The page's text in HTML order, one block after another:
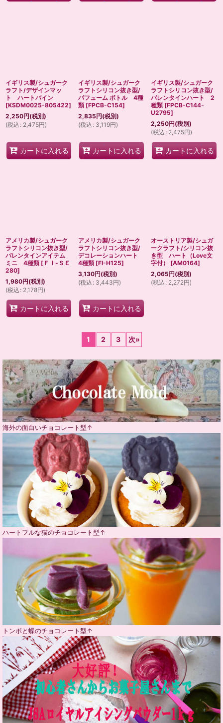
イギリス製/シュガーク
ラフト/デザインマッ
ト ハートバイン
[KSDM0025-805422]
2,250円(税別)
(税込 : 2,475円)
カートに入れる
イギリス製/シュガーク
ラフトシリコン抜き型/
パフューム ボトル 4種
類 [FPCB-C154]
2,835円(税別)
(税込 : 3,119円)
カートに入れる
イギリス製/シュガーク
ラフトシリコン抜き型/
バレンタインハート 2
種類 [FPCB-C144-
U2795]
2,250円(税別)
(税込 : 2,475円)
カートに入れる
アメリカ製/シュガーク
ラフトシリコン抜き型/
バレンタインアイテム
ミニ 4種類 [ ＦＩ-ＳＥ
280]
1,980円(税別)
(税込 : 2,178円)
カートに入れる
アメリカ製/シュガーク
ラフトシリコン抜き型/
デコレーションハート
4種類 [FI-H125]
3,130円(税別)
(税込 : 3,443円)
カートに入れる
オーストリア製/シュガ
ークラフト/シリコン抜
き型 ハート（Love文
字付）
[AM0164]
2,065円(税別)
(税込 : 2,272円)
1 2 3 次»
海外の面白いチョコレート型↑
ハートフルな猫のチョコレート型↑
トンボと蝶のチョコレート型↑